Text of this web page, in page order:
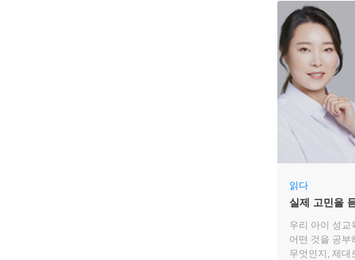
읽다
실제 고민을
우리 아이 성교
어떤 것을 공부
무엇인지, 제대